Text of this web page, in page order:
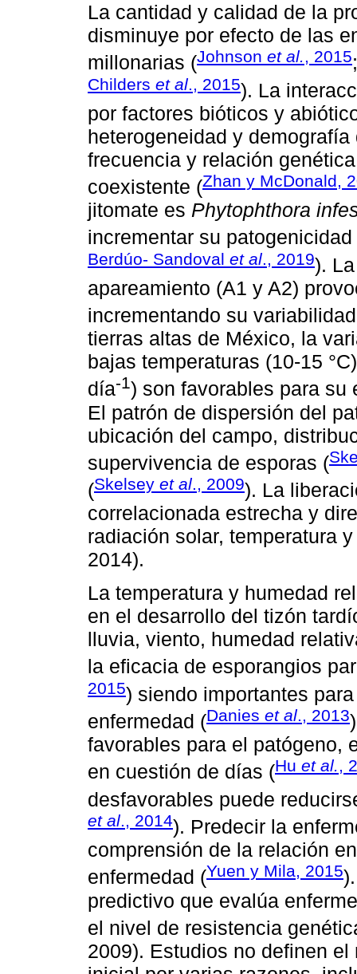
La cantidad y calidad de la
disminuye por efecto de las
millonarias (Johnson et al., 2015
Childers et al., 2015). La
por factores bióticos y
heterogeneidad y
frecuencia y relación
coexistente (Zhan y McDonald,
jitomate es Phytophthora
incrementar su patogenicidad
Berdúo- Sandoval et al., 2019).
apareamiento (A1 y A2)
incrementando su
tierras altas de México, la
bajas temperaturas (10-15
día-1) son favorables para su
El patrón de dispersión del
ubicación del campo,
supervivencia de esporas (
(Skelsey et al., 2009). La
correlacionada estrecha y
radiación solar, temperatura
2014).
La temperatura y humedad
en el desarrollo del tizón
lluvia, viento, humedad
la eficacia de esporangios
2015) siendo importantes
enfermedad (Danies et al., 2013
favorables para el patógeno,
en cuestión de días (Hu et al.,
desfavorables puede
et al., 2014). Predecir la
comprensión de la relación
enfermedad (Yuen y Mila, 2015
predictivo que evalúa
el nivel de resistencia
2009). Estudios no definen